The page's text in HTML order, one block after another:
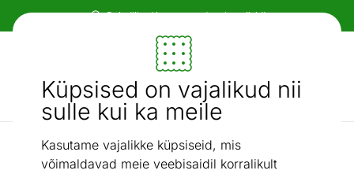
Küpsised on vajalikud nii
sulle kui ka meile
Kasutame vajalikke küpsiseid, mis
võimaldavad meie veebisaidil korralikult
Paindlikud ja mugavad makseviisid!
Mööbel ja sisustus - ON24
Otsi...
AI otsing
Kardinad / Rooma kardin 140x160 cm